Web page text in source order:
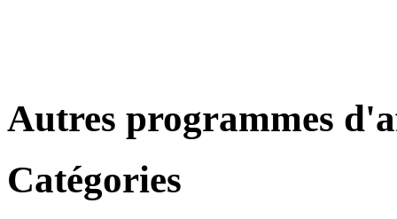
Autres programmes
Catégories